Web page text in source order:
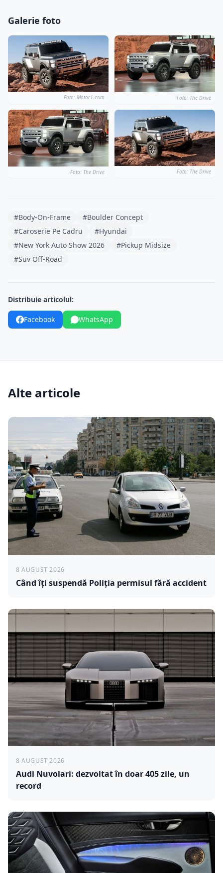
Galerie foto
Foto: Motor1.com Foto: The Drive
Foto: The Drive Foto: The Drive
#Body-On-Frame
#Boulder Concept
#Caroserie Pe Cadru
#Hyundai
#New York Auto Show 2026
#Pickup Midsize
#Suv Off-Road
Distribuie articolul:
Facebook WhatsApp
Alte articole
8 AUGUST 2026
Când îți suspendă Poliția permisul fără accident
8 AUGUST 2026
Audi Nuvolari: dezvoltat în doar 405 zile, un
record